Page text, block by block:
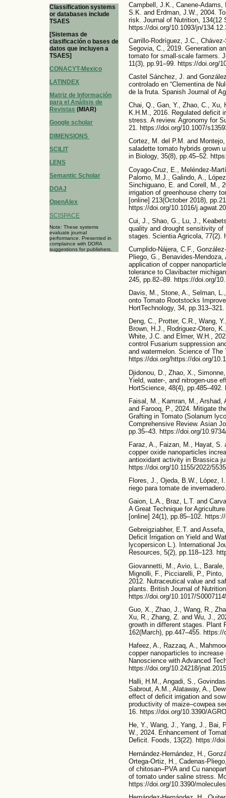
Classification systems
or databases include
TSAES
[Sistemas de
clasificación o bases de
datos que incluyen a
TSAES]
CONACYT-Mexico
LATINDEX
Matriz de Información
para el Análisis de
Revistas (MIAR)
Google scholar
DIMENSIONS
SCILIT
LENS
Semantic Scholar
DOAJ
OpenAlex
SCISPACE
Note: These systems
evaluate journal
performance. Presented in
complaince with DORA
suggestions for publishers.
Campbell, J.K., Canene-
S.K. and Erdman, J.W., 2004.
risk. Journal of Nutrition, 134(12
https://doi.org/10.1093/jn/
Carrillo-Rodríguez, J.C.,
Segovia, C., 2019. Generation
tomato for small-scale farmers.
11(3), pp.91–99. https://doi.org/
Castel Sánchez, J. and
controlado en “Clementina de
de la fruta. Spanish Journal of
Chai, Q., Gan, Y., Zhao, C., Xu,
K.H.M., 2016. Regulated deficit
stress. A review. Agronomy for
21. https://doi.org/10.1007/
Cortez, M. del P.M. and
saladette tomato hybrids grown
in Biology, 35(8), pp.45–52.
Coyago-Cruz, E., Meléndez-
Palomo, M.J., Galindo, A.,
Sinchiguano, E. and Corell, M.,
irrigation of greenhouse cherry
[online] 213(October 2018),
https://doi.org/10.1016/
Cui, J., Shao, G., Lu, J.,
quality and drought sensitivity
stages. Scientia Agricola, 77(2).
Cumplido-Nájera, C.F.,
Pliego, G., Benavides-
application of copper
tolerance to Clavibacter
245, pp.82–89. https://doi.org/
Davis, M., Stone, A., Selman,
onto Tomato Rootstocks
HortTechnology, 34,
Deng, C., Protter, C.R., Wang,
Brown, H.J., Rodriguez-Otero,
White, J.C. and Elmer, W.H.,
control Fusarium suppression
and watermelon. Science of
https://doi.org/https://doi.org/
Djidonou, D., Zhao, X.,
Yield, water-, and nitrogen-use
HortScience, 48(4),
Faisal, M., Kamran, M.,
and Farooq, P., 2024. Mitigate
Grafting in Tomato (Solanum
Comprehensive Review. Asian
pp.35–43. https://doi.org/
Faraz, A., Faizan, M., Hayat, S.
copper oxide nanoparticles
antioxidant activity in Brassica
https://doi.org/10.1155/2022/
Flores, J., Ojeda, B.W., López,
riego para tomate de
Gaion, L.A., Braz, L.T. and
A Great Technique for
[online] 24(1), pp.85–102.
Gebreigziabher, E.T. and
Deficit Irrigation on Yield and
lycopersicon L.). International
Resources, 5(2), pp.118–123.
Giovannetti, M., Avio, L.,
Mignolli, F., Picciarelli, P.,
2012. Nutraceutical value and
plants. British Journal of
https://doi.org/10.1017/
Guo, X., Zhao, J., Wang, R.,
Xu, R., Zhang, Z. and Wu, J.,
growth in different stages. Plant
162(March), pp.447–455.
Hafeez, A., Razzaq, A.,
copper nanoparticles to
Nanoscience with Advanced
https://doi.org/10.24218/
Halli, H.M., Angadi, S.,
Sabrout, A.M., Alataway, A.,
effect of deficit irrigation and
productivity of maize–cowpea
16. https://doi.org/10.3390/
He, Y., Wang, J., Yang, J., Bai,
W., 2024. Enhancement of
Deficit. Foods, 13(22). https://
Hernández-Hernández, H.,
Ortega-Ortiz, H., Cadenas-
of chitosan–PVA and Cu
of tomato under saline stress.
https://doi.org/10.3390/